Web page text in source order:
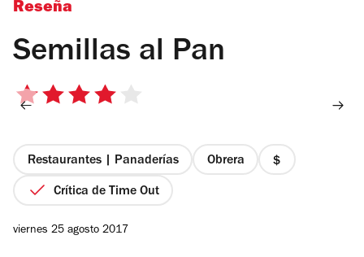
Reseña
Semillas al Pan
4
estrellas
Restaurantes | Panaderías Obrera
precio
Crítica de Time Out
viernes 25 agosto 2017